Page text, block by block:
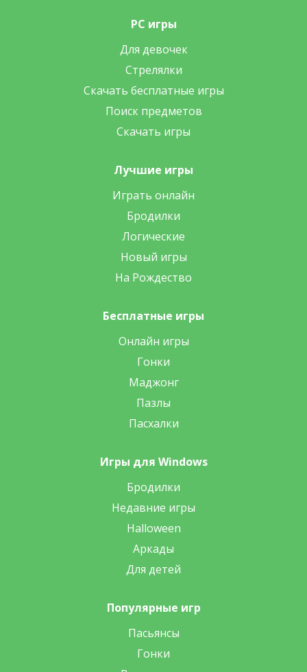
PC игры
Для девочек
Стрелялки
Скачать бесплатные игры
Поиск предметов
Скачать игры
Лучшие игры
Играть онлайн
Бродилки
Логические
Новый игры
На Рождество
Бесплатные игры
Онлайн игры
Гонки
Маджонг
Пазлы
Пасхалки
Игры для Windows
Бродилки
Недавние игры
Halloween
Аркады
Для детей
Популярные игр
Пасьянсы
Гонки